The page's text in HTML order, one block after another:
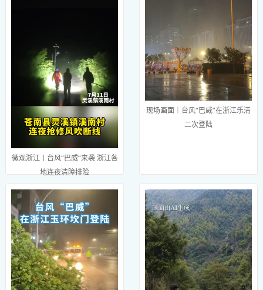
微观浙江丨台风“巴威”来袭 浙江各
地连夜清障排险
现场画面｜台风“巴威”在浙江乐清
二次登陆